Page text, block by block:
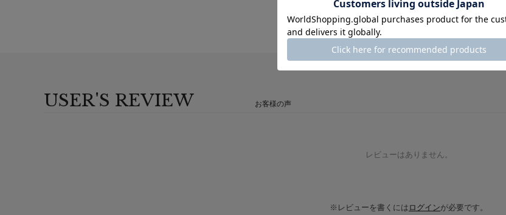
USER'S REVIEW お客様の声
レビューはありません。
※レビューを書くには ログインが必要です。